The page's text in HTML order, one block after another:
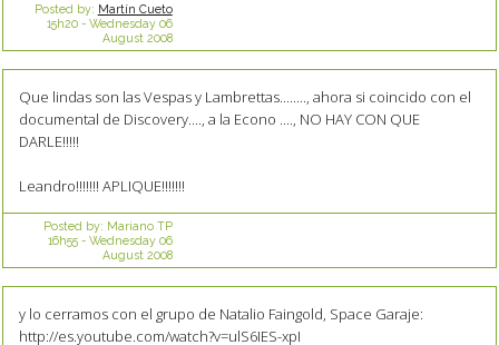
Posted by: Martín Cueto
15h20- Wednesday 06
August 2008
Que lindas son las Vespas y Lambrettas........, ahora si coincido con el
documental de Discovery...., a la Econo ...., NO HAY CON QUE
DARLE!!!!!
Leandro!!!!!!! APLIQUE!!!!!!!
Posted by: Mariano TP
16h55- Wednesday 06
August 2008
y lo cerramos con el grupo de Natalio Faingold, Space Garaje:
http://es.youtube.com/watch?v=ulS6IES-xpI